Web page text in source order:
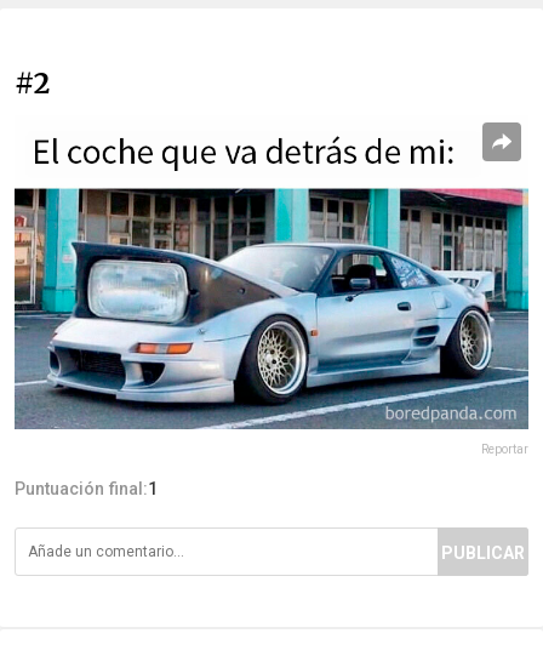
#2
Reportar
Puntuación final:1
PUBLICAR